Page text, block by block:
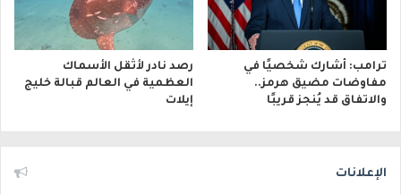
ترامب: أشارك شخصيًا في
مفاوضات مضيق هرمز..
والاتفاق قد يُنجز قريبًا
رصد نادر لأثقل الأسماك
العظمية في العالم قبالة خليج
إيلات
الإعلانات